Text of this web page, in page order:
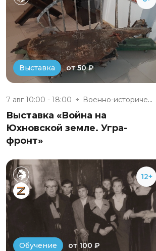
Выставка от 50 ₽
7 авг 10:00 - 18:00 Военно-исторический музей «Юхн...
Выставка «Война на
Юхновской земле. Угра-
фронт»
12+
Обучение от 100 ₽